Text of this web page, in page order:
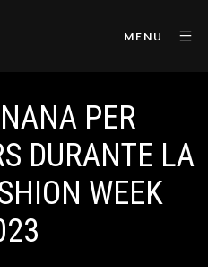
MENU
PER
DURANTE LA
WEEK